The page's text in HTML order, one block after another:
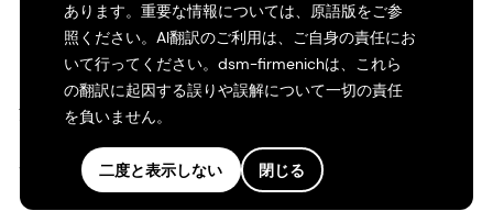
あります。重要な情報については、原語版をご参
照ください。AI翻訳のご利用は、ご自身の責任にお
いて行ってください。dsm-firmenichは、これら
の翻訳に起因する誤りや誤解について一切の責任
を負いません。
二度と表示しない 閉じる
アクセシビリティ・ステートメント
法的情報
サイトマップ